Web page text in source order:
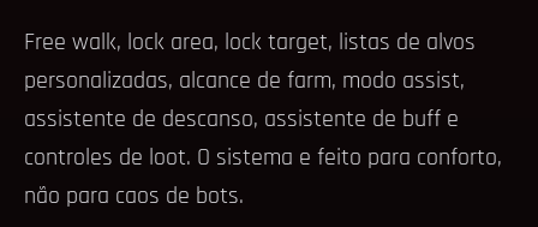
Free walk, lock area, lock target, listas de alvos
personalizadas, alcance de farm, modo assist,
assistente de descanso, assistente de buff e
controles de loot. O sistema e feito para conforto,
não para caos de bots.